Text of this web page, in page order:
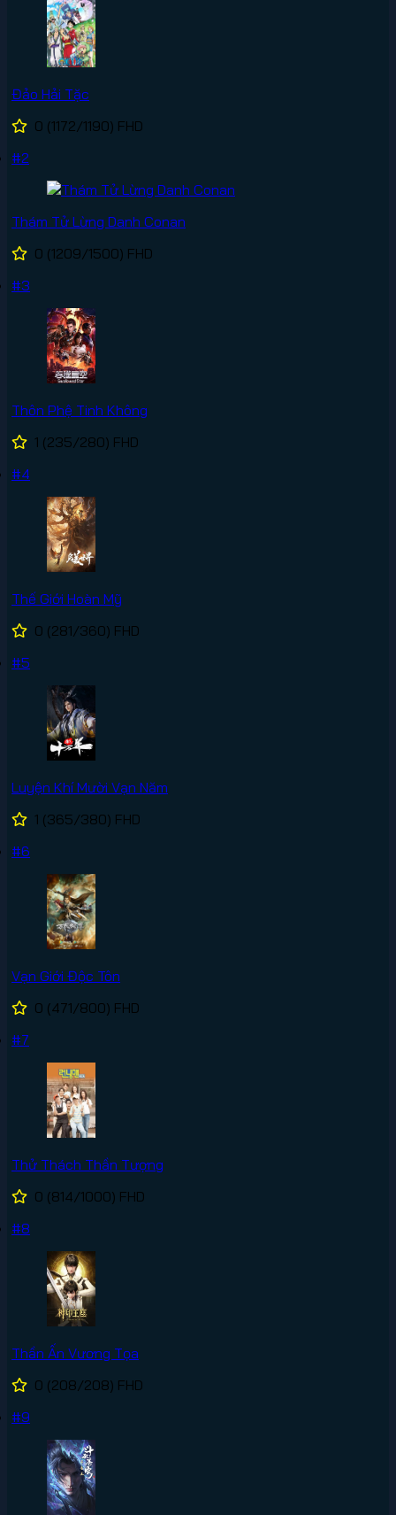
Đảo Hải Tặc
0 (1172/1190) FHD
#2
Thám Tử Lừng Danh Conan
0 (1209/1500) FHD
#3
Thôn Phệ Tinh Không
1 (235/280) FHD
#4
Thế Giới Hoàn Mỹ
0 (281/360) FHD
#5
Luyện Khí Mười Vạn Năm
1 (365/380) FHD
#6
Vạn Giới Độc Tôn
0 (471/800) FHD
#7
Thử Thách Thần Tượng
0 (814/1000) FHD
#8
Thần Ấn Vương Tọa
0 (208/208) FHD
#9